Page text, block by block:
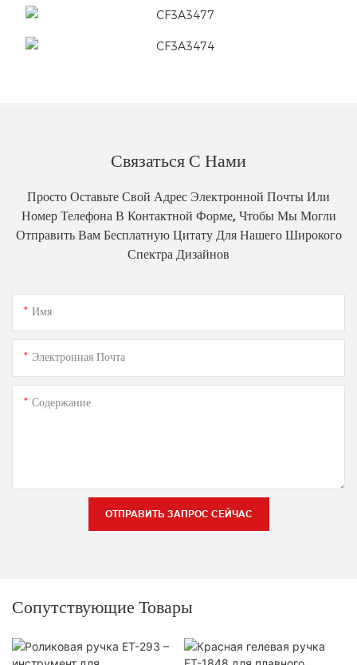
Связаться С Нами
Просто Оставьте Свой Адрес Электронной Почты Или
Номер Телефона В Контактной Форме, Чтобы Мы Могли
Отправить Вам Бесплатную Цитату Для Нашего Широкого
Спектра Дизайнов
Имя
Электронная Почта
Содержание
ОТПРАВИТЬ ЗАПРОС СЕЙЧАС
Сопутствующие Товары